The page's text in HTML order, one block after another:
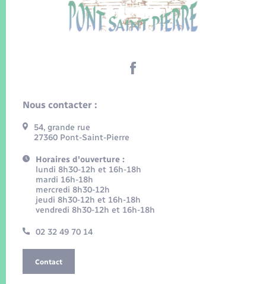
Nous contacter :
54, grande rue
27360 Pont-Saint-Pierre
Horaires d'ouverture :
lundi 8h30-12h et 16h-18h
mardi 16h-18h
mercredi 8h30-12h
jeudi 8h30-12h et 16h-18h
vendredi 8h30-12h et 16h-18h
02 32 49 70 14
Contact